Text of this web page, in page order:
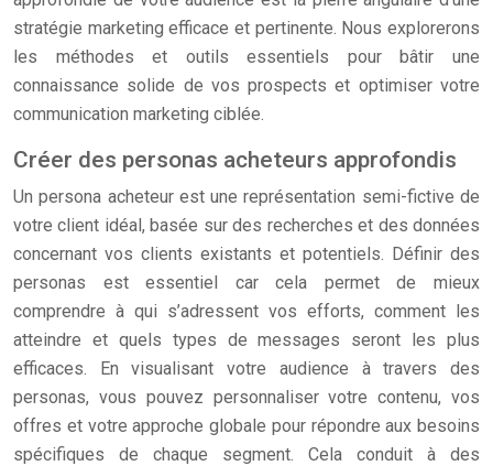
stratégie marketing efficace et pertinente. Nous explorerons
les méthodes et outils essentiels pour bâtir une
connaissance solide de vos prospects et optimiser votre
communication marketing ciblée.
Créer des personas acheteurs approfondis
Un persona acheteur est une représentation semi-fictive de
votre client idéal, basée sur des recherches et des données
concernant vos clients existants et potentiels. Définir des
personas est essentiel car cela permet de mieux
comprendre à qui s’adressent vos efforts, comment les
atteindre et quels types de messages seront les plus
efficaces. En visualisant votre audience à travers des
personas, vous pouvez personnaliser votre contenu, vos
offres et votre approche globale pour répondre aux besoins
spécifiques de chaque segment. Cela conduit à des